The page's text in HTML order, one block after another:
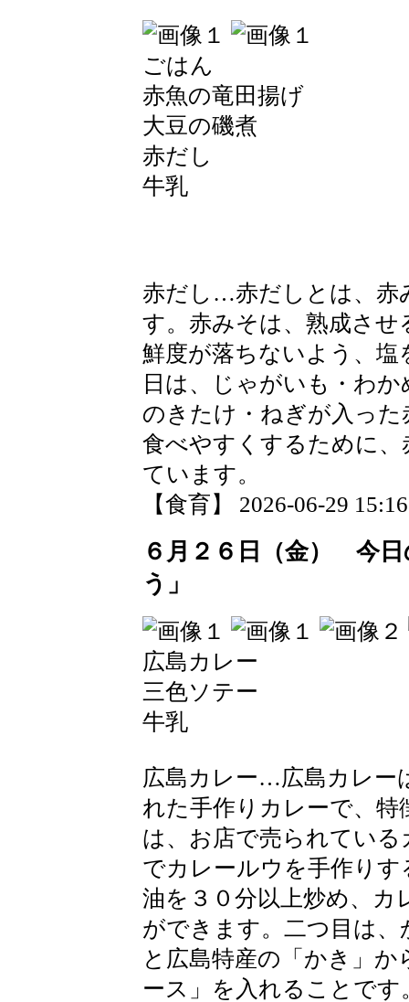
ごはん
赤魚の竜田揚げ
大豆の磯煮
赤だし
牛乳
赤だし…赤だしとは、赤
す。赤みそは、熟成さ
鮮度が落ちないよう、
日は、じゃがいも・わ
のきたけ・ねぎが入っ
食べやすくするために
ています。
【食育】 2026-06-29
６月２６日（金） 今
う」
広島カレー
三色ソテー
牛乳
広島カレー…広島カレー
れた手作りカレーで、
は、お店で売られてい
でカレールウを手作り
油を３０分以上炒め、カ
ができます。二つ目は
と広島特産の「かき」
ース」を入れることで